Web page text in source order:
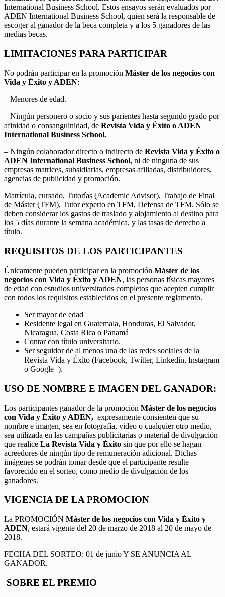
International Business School. Estos ensayos serán evaluados por
ADEN International Business School, quien será la responsable de
escoger al ganador de la beca completa y a los 5 ganadores de las
medias becas.
LIMITACIONES PARA PARTICIPAR
No podrán participar en la promoción Máster de los negocios con
Vida y Éxito y ADEN:
– Menores de edad.
– Ningún personero o socio y sus parientes hasta segundo grado por
afinidad o consanguinidad, de Revista Vida y Éxito o ADEN
International Business School.
– Ningún colaborador directo o indirecto de Revista Vida y Éxito o
ADEN International Business School, ni de ninguna de sus
empresas matrices, subsidiarias, empresas afiliadas, distribuidores,
agencias de publicidad y promoción.
Matrícula, cursado, Tutorías (Academic Advisor), Trabajo de Final
de Máster (TFM), Tutor experto en TFM, Defensa de TFM. Sólo se
deben considerar los gastos de traslado y alojamiento al destino para
los 5 días durante la semana académica, y las tasas de derecho a
título.
REQUISITOS DE LOS PARTICIPANTES
Únicamente pueden participar en la promoción Máster de los
negocios con Vida y Éxito y ADEN, las personas físicas mayores
de edad con estudios universitarios completos que acepten cumplir
con todos los requisitos establecidos en el presente reglamento.
Ser mayor de edad
Residente legal en Guatemala, Honduras, El Salvador,
Nicaragua, Costa Rica o Panamá
Contar con título universitario.
Ser seguidor de al menos una de las redes sociales de la
Revista Vida y Éxito (Facebook, Twitter, Linkedin, Instagram
o Google+).
USO DE NOMBRE E IMAGEN DEL GANADOR:
Los participantes ganador de la promoción Máster de los negocios
con Vida y Éxito y ADEN, expresamente consienten que su
nombre e imagen, sea en fotografía, video o cualquier otro medio,
sea utilizada en las campañas publicitarias o material de divulgación
que realice La Revista Vida y Éxito sin que por ello se hagan
acreedores de ningún tipo de remuneración adicional. Dichas
imágenes se podrán tomar desde que el participante resulte
favorecido en el sorteo, como medio de divulgación de los
ganadores.
VIGENCIA DE LA PROMOCION
La PROMOCIÓN Máster de los negocios con Vida y Éxito y
ADEN, estará vigente del 20 de marzo de 2018 al 20 de mayo de
2018.
FECHA DEL SORTEO: 01 de junio Y SE ANUNCIA AL
GANADOR.
SOBRE EL PREMIO